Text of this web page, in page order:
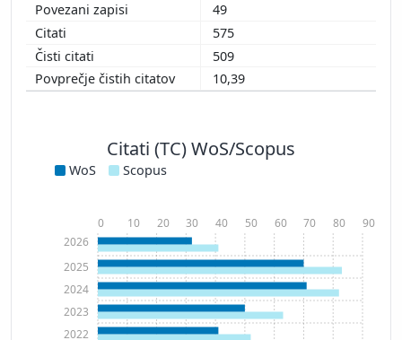
49
575
509
10,39
Citati (TC) WoS/Scopus
WoS Scopus
2022
2023
2024
2025
2026
0 10 20 30 40 50 60 70 80 90